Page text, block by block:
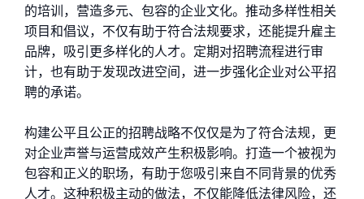
的培训，营造多元、包容的企业文化。推动多样性相关
项目和倡议，不仅有助于符合法规要求，还能提升雇主
品牌，吸引更多样化的人才。定期对招聘流程进行审
计，也有助于发现改进空间，进一步强化企业对公平招
聘的承诺。
构建公平且公正的招聘战略不仅仅是为了符合法规，更
对企业声誉与运营成效产生积极影响。打造一个被视为
包容和正义的职场，有助于您吸引来自不同背景的优秀
人才。这种积极主动的做法，不仅能降低法律风险，还